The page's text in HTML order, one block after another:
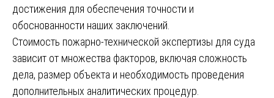
достижения для обеспечения точности и
обоснованности наших заключений.
Стоимость пожарно-технической экспертизы для суда
зависит от множества факторов, включая сложность
дела, размер объекта и необходимость проведения
дополнительных аналитических процедур.